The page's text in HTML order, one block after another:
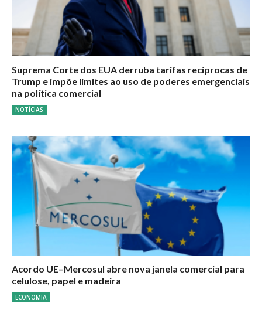
Suprema Corte dos EUA derruba tarifas recíprocas de
Trump e impõe limites ao uso de poderes emergenciais
na política comercial
NOTÍCIAS
Acordo UE–Mercosul abre nova janela comercial para
celulose, papel e madeira
ECONOMIA